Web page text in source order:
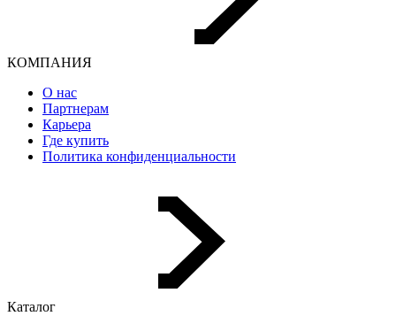
КОМПАНИЯ
О нас
Партнерам
Карьера
Где купить
Политика конфиденциальности
Каталог